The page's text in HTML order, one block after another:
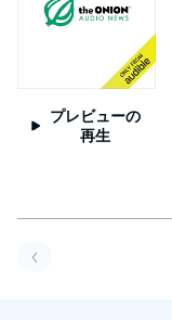
プレビューの
再生